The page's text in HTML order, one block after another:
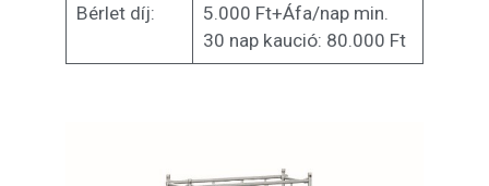
Bérlet díj:
5.000 Ft+Áfa/nap min.
30 nap kaució: 80.000 Ft